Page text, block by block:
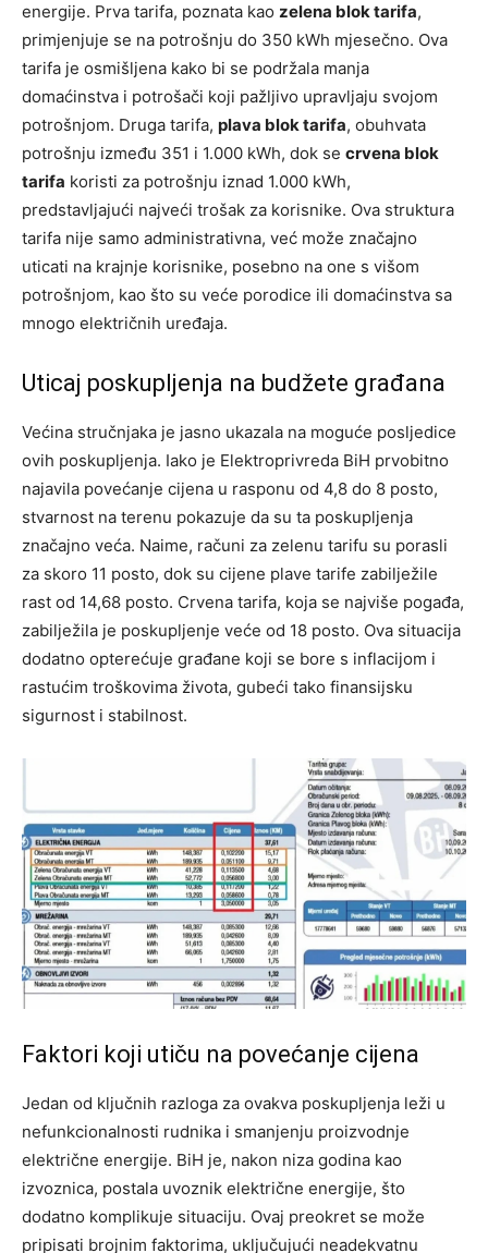
energije. Prva tarifa, poznata kao zelena blok tarifa,
primjenjuje se na potrošnju do 350 kWh mjesečno. Ova
tarifa je osmišljena kako bi se podržala manja
domaćinstva i potrošači koji pažljivo upravljaju svojom
potrošnjom. Druga tarifa, plava blok tarifa, obuhvata
potrošnju između 351 i 1.000 kWh, dok se crvena blok
tarifa koristi za potrošnju iznad 1.000 kWh,
predstavljajući najveći trošak za korisnike. Ova struktura
tarifa nije samo administrativna, već može značajno
uticati na krajnje korisnike, posebno na one s višom
potrošnjom, kao što su veće porodice ili domaćinstva sa
mnogo električnih uređaja.
Uticaj poskupljenja na budžete građana
Većina stručnjaka je jasno ukazala na moguće posljedice
ovih poskupljenja. Iako je Elektroprivreda BiH prvobitno
najavila povećanje cijena u rasponu od 4,8 do 8 posto,
stvarnost na terenu pokazuje da su ta poskupljenja
značajno veća. Naime, računi za zelenu tarifu su porasli
za skoro 11 posto, dok su cijene plave tarife zabilježile
rast od 14,68 posto. Crvena tarifa, koja se najviše pogađa,
zabilježila je poskupljenje veće od 18 posto. Ova situacija
dodatno opterećuje građane koji se bore s inflacijom i
rastućim troškovima života, gubeći tako finansijsku
sigurnost i stabilnost.
Faktori koji utiču na povećanje cijena
Jedan od ključnih razloga za ovakva poskupljenja leži u
nefunkcionalnosti rudnika i smanjenju proizvodnje
električne energije. BiH je, nakon niza godina kao
izvoznica, postala uvoznik električne energije, što
dodatno komplikuje situaciju. Ovaj preokret se može
pripisati brojnim faktorima, uključujući neadekvatnu